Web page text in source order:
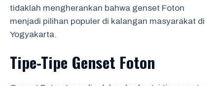
tidaklah mengherankan bahwa genset Foton
menjadi pilihan populer di kalangan masyarakat di
Yogyakarta.
Tipe-Tipe Genset Foton